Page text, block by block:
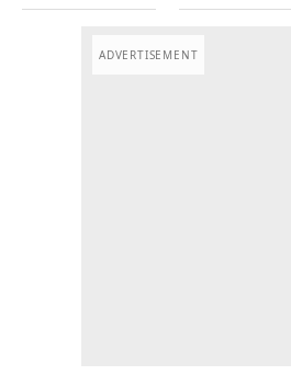
ADVERTISEMENT